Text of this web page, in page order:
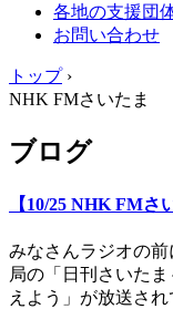
各地の支援団
お問い合わせ
トップ ›
NHK FMさいたま
ブログ
【10/25 NHK FM
みなさんラジオの
局の「日刊さいた
えよう」が放送され